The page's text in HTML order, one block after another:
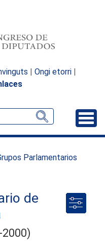
| Ongi etorri |
Parlamentarios
de